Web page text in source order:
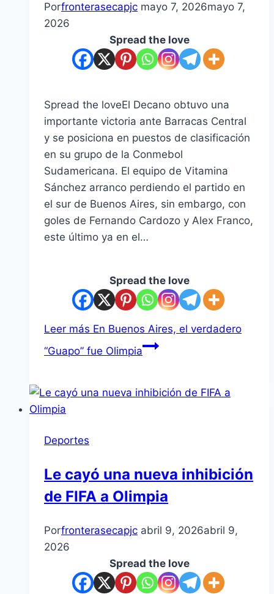
Porfronterasecapjc mayo 7, 2026mayo 7,
2026
Spread the love
Spread the loveEl Decano obtuvo una
importante victoria ante Barracas Central
y se posiciona en puestos de clasificación
en su grupo de la Conmebol
Sudamericana. El equipo de Vitamina
Sánchez arranco perdiendo el partido en
el sur de Buenos Aires, sin embargo, con
goles de Fernando Cardozo y Alex Franco,
este último ya en el…
Spread the love
Leer más En Buenos Aires, el verdadero
“Guapo” fue Olimpia
Deportes
Le cayó una nueva inhibición
de FIFA a Olimpia
Porfronterasecapjc abril 9, 2026abril 9,
2026
Spread the love